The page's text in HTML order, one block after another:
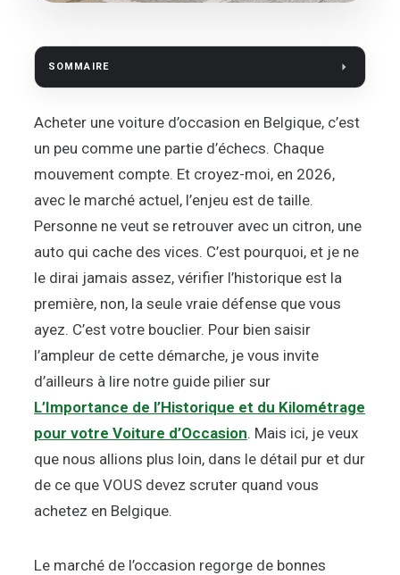
SOMMAIRE
Acheter une voiture d’occasion en Belgique, c’est
un peu comme une partie d’échecs. Chaque
mouvement compte. Et croyez-moi, en 2026,
avec le marché actuel, l’enjeu est de taille.
Personne ne veut se retrouver avec un citron, une
auto qui cache des vices. C’est pourquoi, et je ne
le dirai jamais assez, vérifier l’historique est la
première, non, la seule vraie défense que vous
ayez. C’est votre bouclier. Pour bien saisir
l’ampleur de cette démarche, je vous invite
d’ailleurs à lire notre guide pilier sur
L’Importance de l’Historique et du Kilométrage
pour votre Voiture d’Occasion. Mais ici, je veux
que nous allions plus loin, dans le détail pur et dur
de ce que VOUS devez scruter quand vous
achetez en Belgique.
Le marché de l’occasion regorge de bonnes